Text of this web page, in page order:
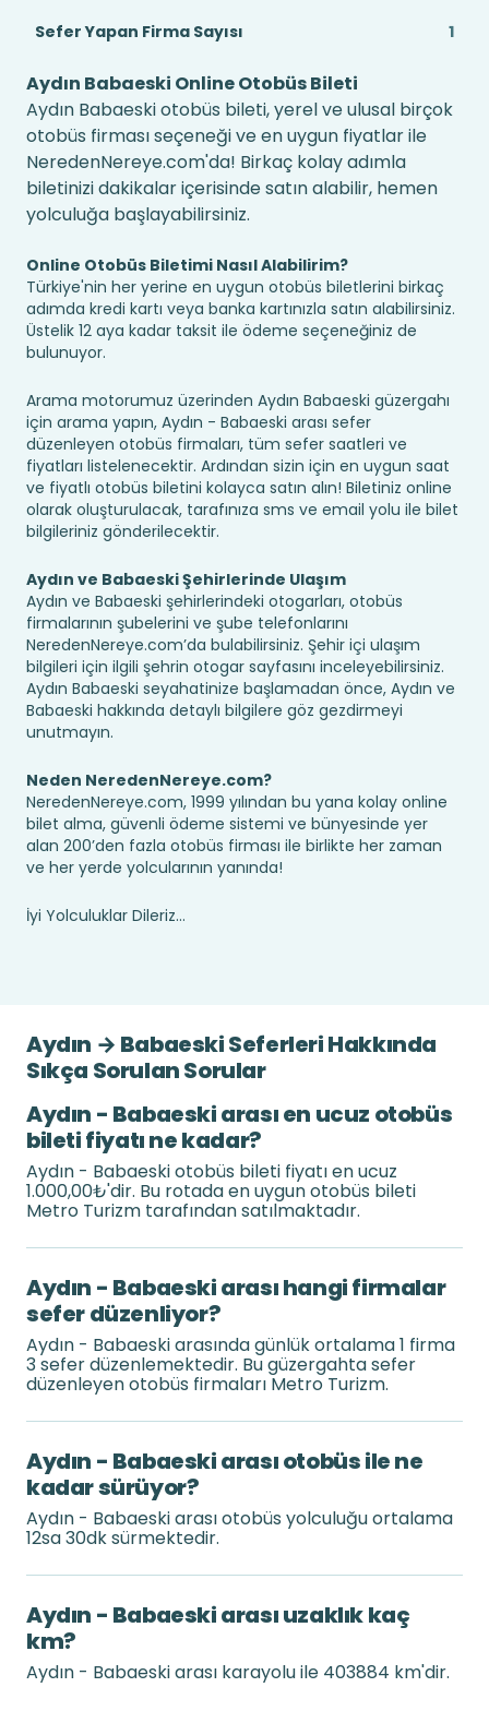
Sefer Yapan Firma Sayısı
1
Aydın Babaeski Online Otobüs Bileti
Aydın Babaeski otobüs bileti, yerel ve ulusal birçok
otobüs firması seçeneği ve en uygun fiyatlar ile
NeredenNereye.com'da! Birkaç kolay adımla
biletinizi dakikalar içerisinde satın alabilir, hemen
yolculuğa başlayabilirsiniz.
Online Otobüs Biletimi Nasıl Alabilirim?
Türkiye'nin her yerine en uygun otobüs biletlerini birkaç
adımda kredi kartı veya banka kartınızla satın alabilirsiniz.
Üstelik 12 aya kadar taksit ile ödeme seçeneğiniz de
bulunuyor.
Arama motorumuz üzerinden Aydın Babaeski güzergahı
için arama yapın, Aydın - Babaeski arası sefer
düzenleyen otobüs firmaları, tüm sefer saatleri ve
fiyatları listelenecektir. Ardından sizin için en uygun saat
ve fiyatlı otobüs biletini kolayca satın alın! Biletiniz online
olarak oluşturulacak, tarafınıza sms ve email yolu ile bilet
bilgileriniz gönderilecektir.
Aydın ve Babaeski Şehirlerinde Ulaşım
Aydın ve Babaeski şehirlerindeki otogarları, otobüs
firmalarının şubelerini ve şube telefonlarını
NeredenNereye.com’da bulabilirsiniz. Şehir içi ulaşım
bilgileri için ilgili şehrin otogar sayfasını inceleyebilirsiniz.
Aydın Babaeski seyahatinize başlamadan önce, Aydın ve
Babaeski hakkında detaylı bilgilere göz gezdirmeyi
unutmayın.
Neden NeredenNereye.com?
NeredenNereye.com, 1999 yılından bu yana kolay online
bilet alma, güvenli ödeme sistemi ve bünyesinde yer
alan 200’den fazla otobüs firması ile birlikte her zaman
ve her yerde yolcularının yanında!
İyi Yolculuklar Dileriz...
Aydın → Babaeski Seferleri Hakkında
Sıkça Sorulan Sorular
Aydın - Babaeski arası en ucuz otobüs
bileti fiyatı ne kadar?
Aydın - Babaeski otobüs bileti fiyatı en ucuz
1.000,00₺'dir. Bu rotada en uygun otobüs bileti
Metro Turizm tarafından satılmaktadır.
Aydın - Babaeski arası hangi firmalar
sefer düzenliyor?
Aydın - Babaeski arasında günlük ortalama 1 firma
3 sefer düzenlemektedir. Bu güzergahta sefer
düzenleyen otobüs firmaları Metro Turizm.
Aydın - Babaeski arası otobüs ile ne
kadar sürüyor?
Aydın - Babaeski arası otobüs yolculuğu ortalama
12sa 30dk sürmektedir.
Aydın - Babaeski arası uzaklık kaç
km?
Aydın - Babaeski arası karayolu ile 403884 km'dir.